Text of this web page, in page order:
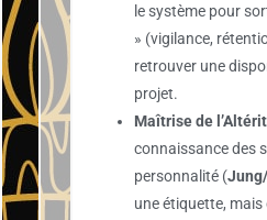
le système pour
» (vigilance,
retrouver une
projet.
Maîtrise de
connaissance des
personnalité (
une étiquette, mais